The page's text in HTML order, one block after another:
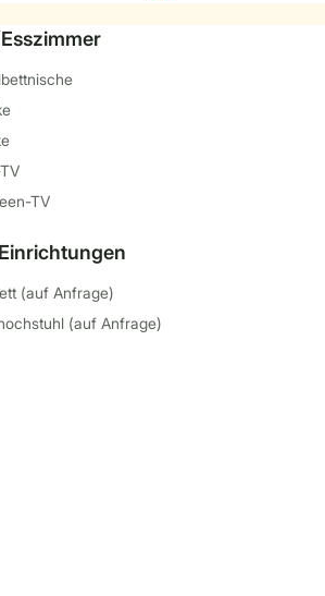
TV
(auf Anfrage)
(auf Anfrage)